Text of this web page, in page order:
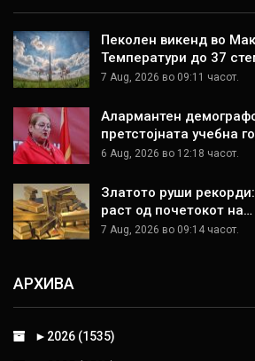
Пеколен викенд во
Температури до 37
7 Aug, 2026 во 09:11 часот.
Алармантен
претстојната учебна
6 Aug, 2026 во 12:18 часот.
Златото руши
раст од почетокот на…
7 Aug, 2026 во 09:14 часот.
АРХИВА
► 2026 (1535)